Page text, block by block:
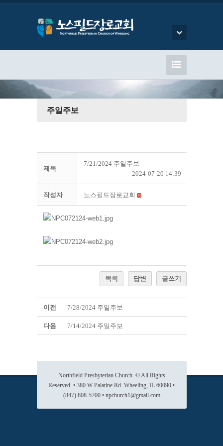
주일주보
제목
7/21/2024 주일주보
2024-07-20 14:39
작성자 노스필드장로교회
목록 답변 글쓰기
이전 7/28/2024 주일주보
다음 7/14/2024 주일주보
Northfield Presbyterian Church. © All Rights
Reserved. • 380 W Palatine Rd. Wheeling, IL 60090 •
(847) 808-5700 • npchurch1@gmail.com